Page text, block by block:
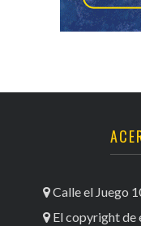
Calle el Juego
El copyright de